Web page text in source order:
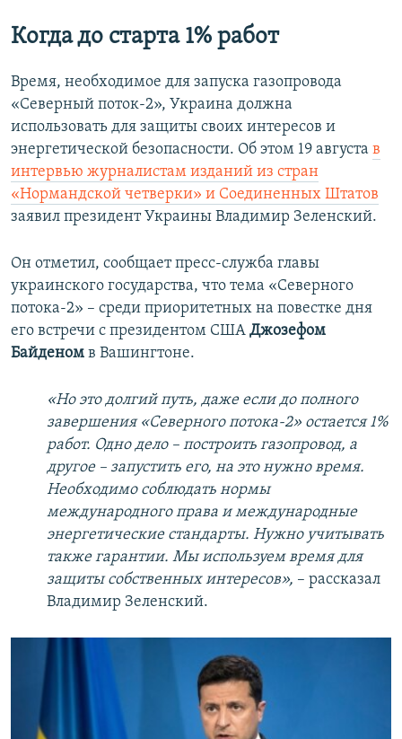
Когда до старта 1% работ
Время, необходимое для запуска газопровода
«Северный поток-2», Украина должна
использовать для защиты своих интересов и
энергетической безопасности. Об этом 19 августа в
интервью журналистам изданий из стран
«Нормандской четверки» и Соединенных Штатов
заявил президент Украины Владимир Зеленский.
Он отметил, сообщает пресс-служба главы
украинского государства, что тема «Северного
потока-2» – среди приоритетных на повестке дня
его встречи с президентом США Джозефом
Байденом в Вашингтоне.
«Но это долгий путь, даже если до полного
завершения «Северного потока-2» остается 1%
работ. Одно дело – построить газопровод, а
другое – запустить его, на это нужно время.
Необходимо соблюдать нормы
международного права и международные
энергетические стандарты. Нужно учитывать
также гарантии. Мы используем время для
защиты собственных интересов», – рассказал
Владимир Зеленский.